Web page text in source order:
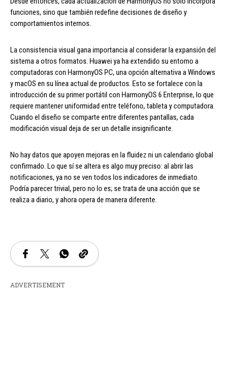
funciones, sino que también redefine decisiones de diseño y
comportamientos internos.
La consistencia visual gana importancia al considerar la expansión del
sistema a otros formatos. Huawei ya ha extendido su entorno a
computadoras con HarmonyOS PC, una opción alternativa a Windows
y macOS en su línea actual de productos. Esto se fortalece con la
introducción de su primer portátil con HarmonyOS 6 Enterprise, lo que
requiere mantener uniformidad entre teléfono, tableta y computadora.
Cuando el diseño se comparte entre diferentes pantallas, cada
modificación visual deja de ser un detalle insignificante.
No hay datos que apoyen mejoras en la fluidez ni un calendario global
confirmado. Lo que sí se altera es algo muy preciso: al abrir las
notificaciones, ya no se ven todos los indicadores de inmediato.
Podría parecer trivial, pero no lo es; se trata de una acción que se
realiza a diario, y ahora opera de manera diferente.
ADVERTISEMENT